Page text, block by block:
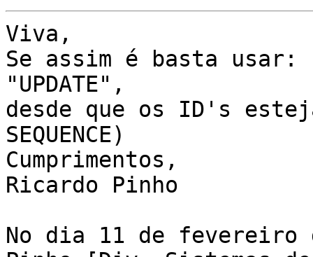
Viva,
Se assim é basta usar:
"UPDATE",
desde que os ID's
SEQUENCE)
Cumprimentos,
Ricardo Pinho
No dia 11 de fevereiro